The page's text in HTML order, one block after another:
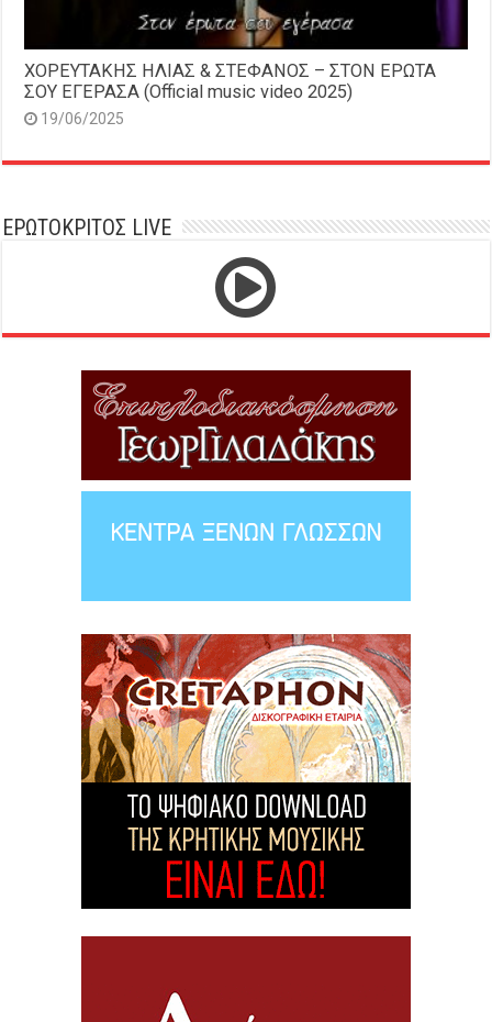
ΧΟΡΕΥΤΑΚΗΣ ΗΛΙΑΣ & ΣΤΕΦΑΝΟΣ – ΣΤΟΝ ΕΡΩΤΑ
ΣΟΥ ΕΓΕΡΑΣΑ (Official music video 2025)
19/06/2025
ΕΡΩΤΟΚΡΙΤΟΣ LIVE